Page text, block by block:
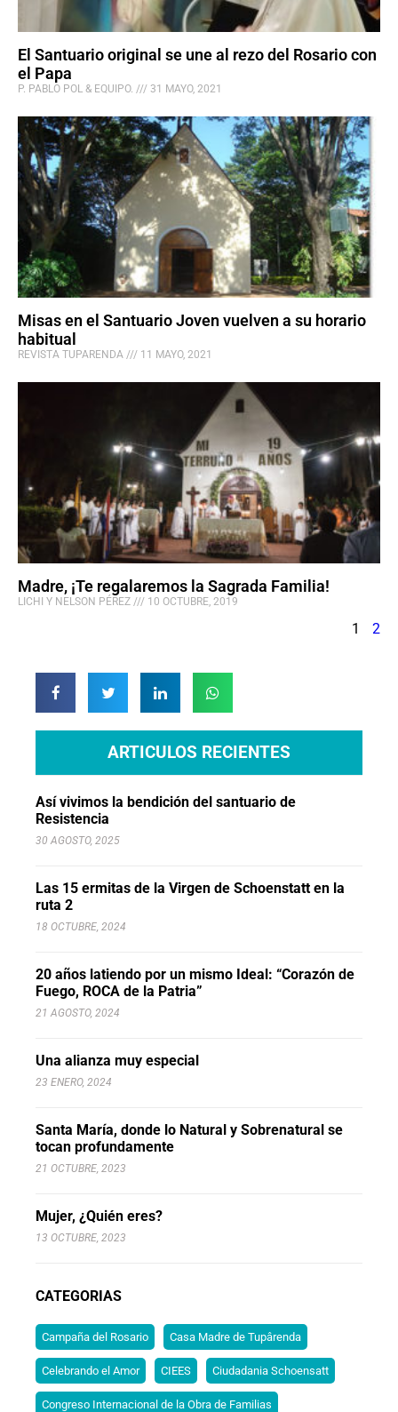
El Santuario original se une al rezo del Rosario con
el Papa
P. PABLO POL & EQUIPO. 31 MAYO, 2021
Misas en el Santuario Joven vuelven a su horario
habitual
REVISTA TUPARENDA 11 MAYO, 2021
Madre, ¡Te regalaremos la Sagrada Familia!
LICHI Y NELSON PÉREZ 10 OCTUBRE, 2019
1 2
ARTICULOS RECIENTES
Así vivimos la bendición del santuario de
Resistencia
30 AGOSTO, 2025
Las 15 ermitas de la Virgen de Schoenstatt en la
ruta 2
18 OCTUBRE, 2024
20 años latiendo por un mismo Ideal: “Corazón de
Fuego, ROCA de la Patria”
21 AGOSTO, 2024
Una alianza muy especial
23 ENERO, 2024
Santa María, donde lo Natural y Sobrenatural se
tocan profundamente
21 OCTUBRE, 2023
Mujer, ¿Quién eres?
13 OCTUBRE, 2023
CATEGORIAS
Campaña del Rosario Casa Madre de Tupârenda
Celebrando el Amor CIEES Ciudadania Schoensatt
Congreso Internacional de la Obra de Familias